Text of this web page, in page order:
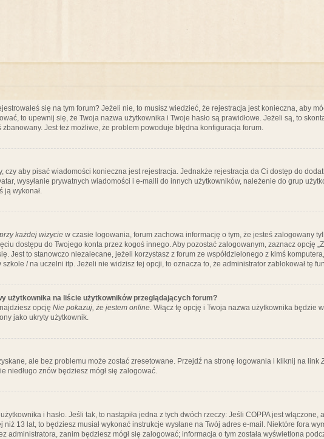
się na tym forum? Jeżeli nie, to musisz wiedzieć, że rejestracja jest konieczna, aby
to upewnij się, że Twoja nazwa użytkownika i Twoje hasło są prawidłowe. Jeżeli są, to
Jest też możliwe, że problem powoduje błędna konfiguracja forum.
czy aby pisać wiadomości konieczna jest rejestracja. Jednakże rejestracja da Ci dostęp do
wysyłanie prywatnych wiadomości i e-maili do innych użytkowników, należenie do grup
ją wykonał.
każdej wizycie w czasie logowania, forum zachowa informację o tym, że jesteś zalogowany
dostępu do Twojego konta przez kogoś innego. Aby pozostać zalogowanym, zaznacz opcję
Jest to stanowczo niezalecane, jeżeli korzystasz z forum ze współdzielonego z kimś
/ na uczelni itp. Jeżeli nie widzisz tej opcji, to oznacza to, że administrator zablokował tę
użytkownika na liście użytkowników przeglądających forum?
opcję Nie pokazuj, że jestem online. Włącz tę opcję i Twoja nazwa użytkownika będzie
jako ukryty użytkownik.
ale bez problemu może zostać zresetowane. Przejdź na stronę logowania i kliknij na link
niedługo znów będziesz mógł się zalogować.
i hasło. Jeśli tak, to nastąpiła jedna z tych dwóch rzeczy: Jeśli COPPA jest włączone,
13 lat, to będziesz musiał wykonać instrukcje wysłane na Twój adres e-mail. Niektóre fora
administratora, zanim będziesz mógł się zalogować; informacja o tym została wyświetlona